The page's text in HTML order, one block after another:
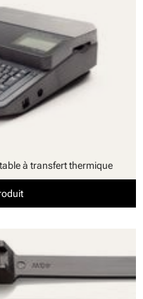
à transfert thermique